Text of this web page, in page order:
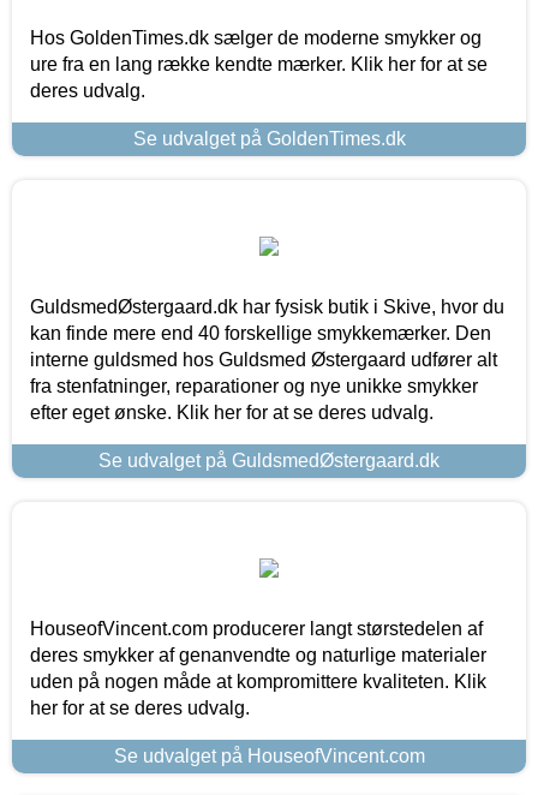
Hos GoldenTimes.dk sælger de moderne smykker og
ure fra en lang række kendte mærker. Klik her for at se
deres udvalg.
Se udvalget på GoldenTimes.dk
GuldsmedØstergaard.dk har fysisk butik i Skive, hvor du
kan finde mere end 40 forskellige smykkemærker. Den
interne guldsmed hos Guldsmed Østergaard udfører alt
fra stenfatninger, reparationer og nye unikke smykker
efter eget ønske. Klik her for at se deres udvalg.
Se udvalget på GuldsmedØstergaard.dk
HouseofVincent.com producerer langt størstedelen af
deres smykker af genanvendte og naturlige materialer
uden på nogen måde at kompromittere kvaliteten. Klik
her for at se deres udvalg.
Se udvalget på HouseofVincent.com